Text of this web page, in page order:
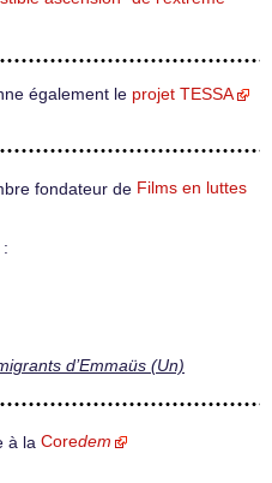
également le projet TESSA
fondateur de Films en luttes
d’Emmaüs (Un)
à la Coredem